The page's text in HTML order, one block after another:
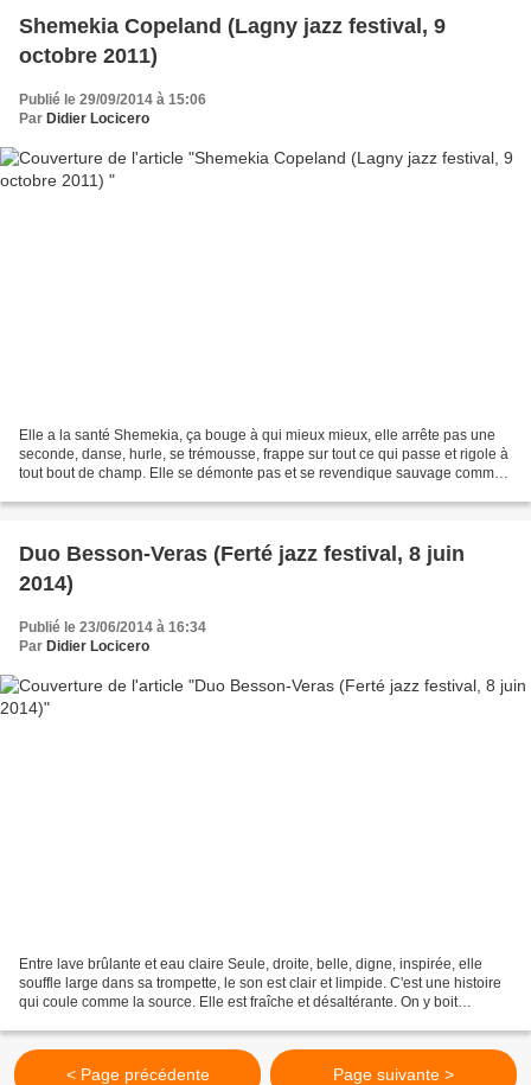
Shemekia Copeland (Lagny jazz festival, 9
octobre 2011)
Publié le 29/09/2014 à 15:06
Par Didier Locicero
Elle a la santé Shemekia, ça bouge à qui mieux mieux, elle arrête pas une
seconde, danse, hurle, se trémousse, frappe sur tout ce qui passe et rigole à
tout bout de champ. Elle se démonte pas et se revendique sauvage comme
Duo Besson-Veras (Ferté jazz festival, 8 juin
2014)
Publié le 23/06/2014 à 16:34
Par Didier Locicero
Entre lave brûlante et eau claire Seule, droite, belle, digne, inspirée, elle
souffle large dans sa trompette, le son est clair et limpide. C'est une histoire
qui coule comme la source. Elle est fraîche et désaltérante. On y boit
< Page précédente Page suivante >